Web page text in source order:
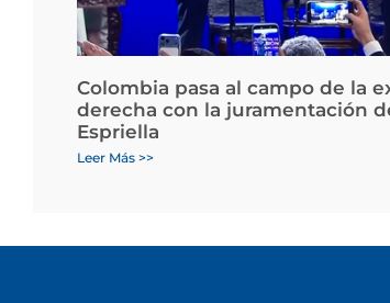
Colombia pasa al campo de la
derecha con la juramentación
Espriella
Leer Más >>